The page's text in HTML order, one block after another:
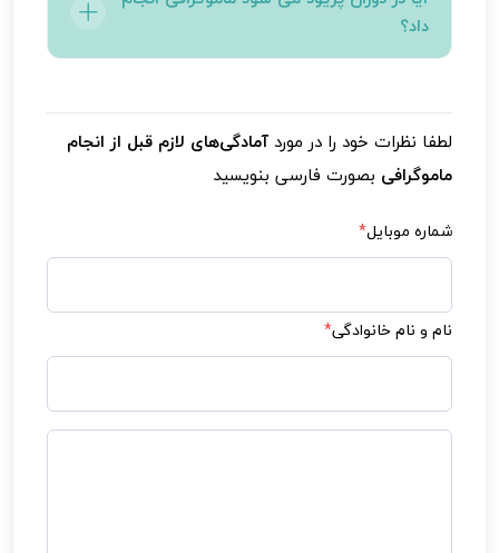
اطلاع دهید تا شرایط شما در نظر گرفته شود.
داد؟
پستان‌ها در این زمان، کمی احساس ناراحتی
داشته باشید.
لطفا نظرات خود را در مورد آمادگی‌های لازم قبل از انجام
ماموگرافی بصورت فارسی بنویسید
شماره موبایل*
نام و نام خانوادگی*